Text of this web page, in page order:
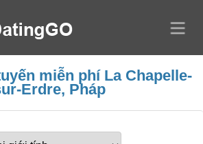
miễn phí La Chapelle-
Erdre, Pháp